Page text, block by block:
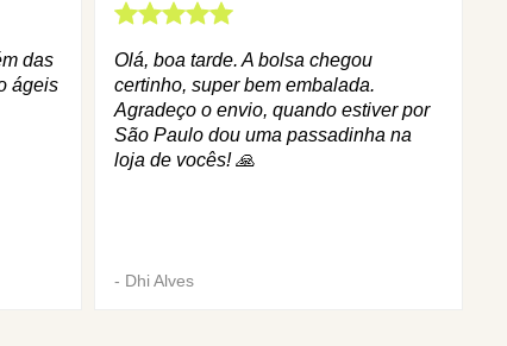
das
ágeis
Olá, boa tarde. A bolsa chegou
certinho, super bem embalada.
Agradeço o envio, quando estiver por
São Paulo dou uma passadinha na
loja de vocês! 🙏
- Dhi Alves